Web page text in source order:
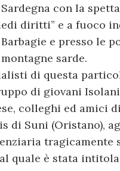
con la
diritti” e a fuoco
e presso le
sarde.
di questa
di giovani
colleghi ed amici
di Suni (Oristano),
tragicamente
al quale è stata